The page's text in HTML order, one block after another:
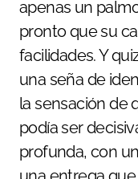
apenas un
pronto que su
facilidades. Y
una seña de
la sensación de
podía ser
profunda, con